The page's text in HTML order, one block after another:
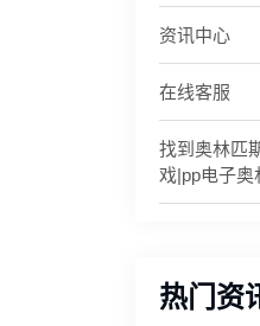
资讯中心
在线客服
找到奥林匹
戏|pp电子奥
热门资